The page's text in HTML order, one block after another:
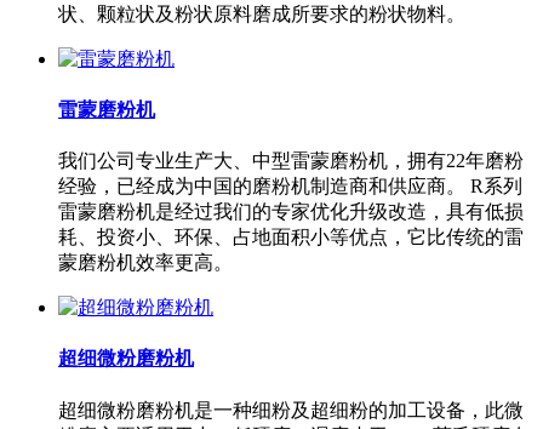
状、颗粒状及粉状原料磨成所要求的粉状物料。
雷蒙磨粉机
我们公司专业生产大、中型雷蒙磨粉机，拥有22年磨粉
经验，已经成为中国的磨粉机制造商和供应商。 R系列
雷蒙磨粉机是经过我们的专家优化升级改造，具有低损
耗、投资小、环保、占地面积小等优点，它比传统的雷
蒙磨粉机效率更高。
超细微粉磨粉机
超细微粉磨粉机是一种细粉及超细粉的加工设备，此微